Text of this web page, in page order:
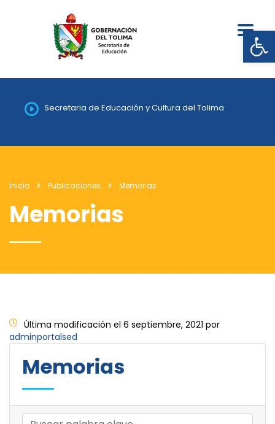
Secretaria de Educación y Cultura del Tolima
Inicio Publicaciones Memorias
Memorias
Última modificación el 6 septiembre, 2021 por
adminportalsed
Memorias